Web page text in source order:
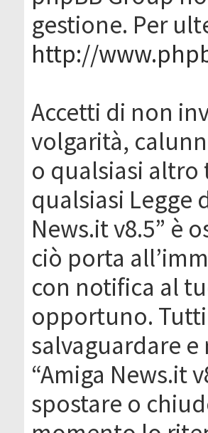
gestione. Per
http://
Accetti di non
volgarità,
o qualsiasi
qualsiasi Legge
News.it v8.5” è
ciò porta
con notifica al
opportuno.
salvaguardare
“Amiga News.it
spostare o